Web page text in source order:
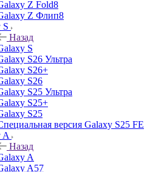
Z Fold8
Z Флип8
S
Назад
S
S26 Ультра
S26+
S26
S25 Ультра
S25+
S25
версия Galaxy S25 FE
A
Назад
A
A57